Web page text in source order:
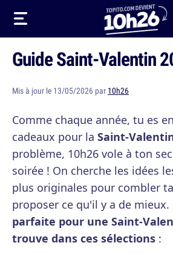
Guide Saint-Valentin
Mis à jour le 13/05/2026 par 10h26
Comme chaque année, tu es
cadeaux pour la Saint-
problème, 10h26 vole à ton
soirée ! On cherche les idées
plus originales pour combler
proposer ce qu'il y a de mieux.
parfaite pour une Saint-
trouve dans ces sélections :